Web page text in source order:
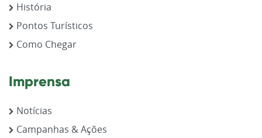
História
Pontos Turísticos
Como Chegar
Imprensa
Notícias
Campanhas & Ações